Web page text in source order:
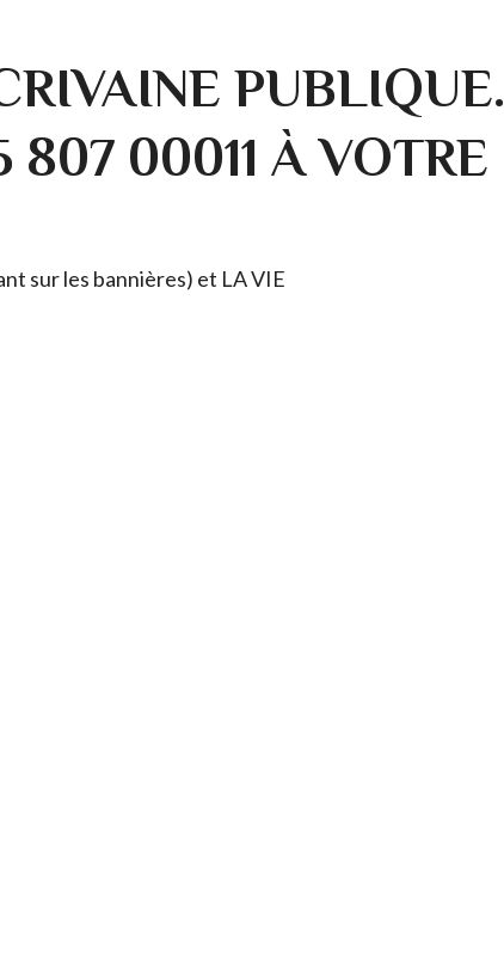
PUBLIQUE.
807 00011 À VOTRE
sur les bannières) et LA VIE